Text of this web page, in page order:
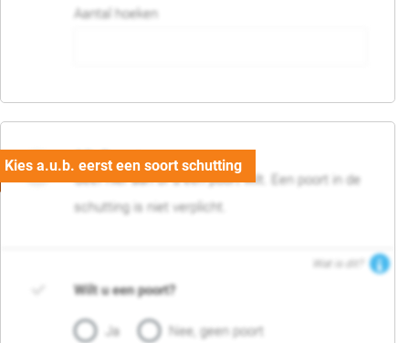
Aantal hoeken
05. Poort
Geef hier aan of u een poort wilt. Een poort in de
schutting is niet verplicht.
Wat is dit?
Wilt u een poort?
Ja Nee, geen poort